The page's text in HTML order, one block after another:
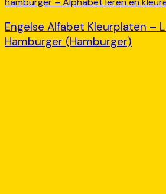
Engelse Alfabet Kleurplaten –
Hamburger (Hamburger)